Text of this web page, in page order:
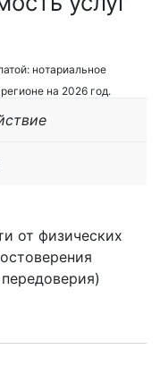
нотариальное
на 2026 год.
от физических